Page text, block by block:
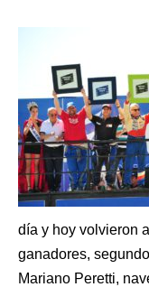
día y hoy volvieron
ganadores,
Mariano Peretti,